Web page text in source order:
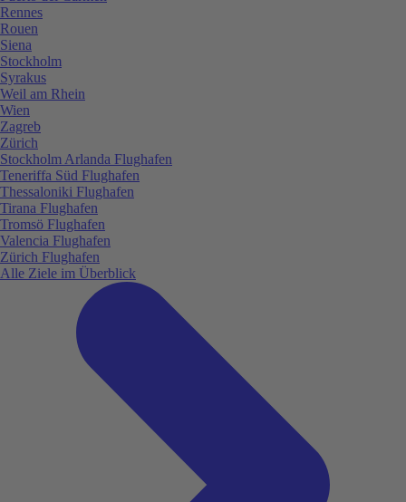
Rennes
Rouen
Siena
Stockholm
Syrakus
Weil am Rhein
Wien
Zagreb
Zürich
Stockholm Arlanda Flughafen
Teneriffa Süd Flughafen
Thessaloniki Flughafen
Tirana Flughafen
Tromsö Flughafen
Valencia Flughafen
Zürich Flughafen
Alle Ziele im Überblick